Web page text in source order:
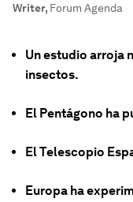
Writer, Forum Agenda
Un estudio arroja
insectos.
El Pentágono ha
El Telescopio
Europa ha